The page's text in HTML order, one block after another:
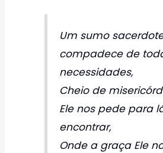
Um sumo
compadece de
necessidades,
Cheio de
Ele nos pede para
encontrar,
Onde a graça Ele